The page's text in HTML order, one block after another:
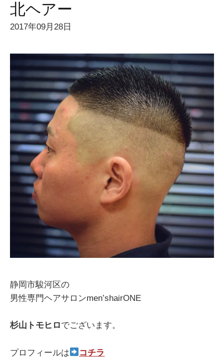
北ヘアー
2017年09月28日
静岡市駿河区の
男性専門ヘアサロンmen’shairONE
杉山トモヒロでございます。
プロフィールは コチラ